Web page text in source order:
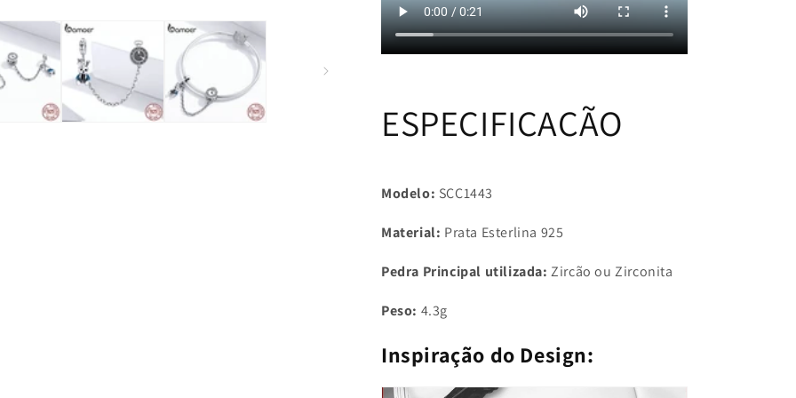
ESPECIFICAÇÃO
Modelo: SCC1443
Material: Prata Esterlina 925
Pedra Principal utilizada: Zircão ou Zirconita
Peso: 4.3g
Inspiração do Design: